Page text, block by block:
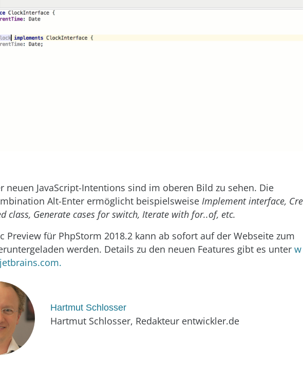
neuen JavaScript-Intentions sind im oberen Bild zu sehen. Die
Alt-Enter ermöglicht beispielsweise Implement interface, Cre
class, Generate cases for switch, Iterate with for..of, etc.
Preview für PhpStorm 2018.2 kann ab sofort auf der Webseite zum
werden. Details zu den neuen Features gibt es unter w
Hartmut Schlosser
Hartmut Schlosser, Redakteur entwickler.de